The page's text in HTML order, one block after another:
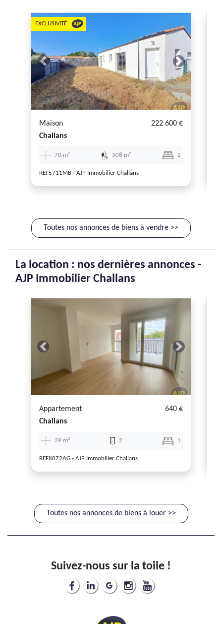
Previous Next
EXCLUSIVITÉ
Maison
222 600 €
Challans
70 m² 308 m² 2
REF5711MB - AJP Immobilier Challans
Toutes nos annonces de biens à vendre >>
La location : nos dernières annonces -
AJP Immobilier Challans
Previous Next
Appartement
640 €
Challans
39 m² 2 1
REF8072AG - AJP Immobilier Challans
Toutes nos annonces de biens à louer >>
Suivez-nous sur la toile !